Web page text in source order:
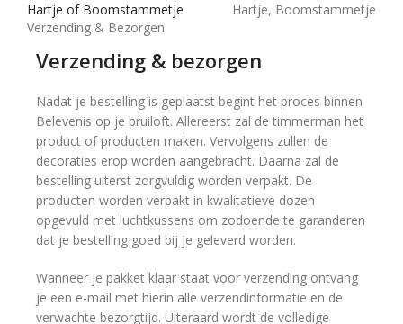
Hartje of Boomstammetje
Hartje, Boomstammetje
Verzending & Bezorgen
Verzending & bezorgen
Nadat je bestelling is geplaatst begint het proces binnen
Belevenis op je bruiloft. Allereerst zal de timmerman het
product of producten maken. Vervolgens zullen de
decoraties erop worden aangebracht. Daarna zal de
bestelling uiterst zorgvuldig worden verpakt. De
producten worden verpakt in kwalitatieve dozen
opgevuld met luchtkussens om zodoende te garanderen
dat je bestelling goed bij je geleverd worden.
Wanneer je pakket klaar staat voor verzending ontvang
je een e-mail met hierin alle verzendinformatie en de
verwachte bezorgtijd. Uiteraard wordt de volledige